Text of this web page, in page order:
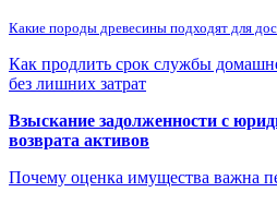
Какие породы древесины подходят для
Как продлить срок службы
без лишних затрат
Взыскание задолженности с
возврата активов
Почему оценка имущества важна